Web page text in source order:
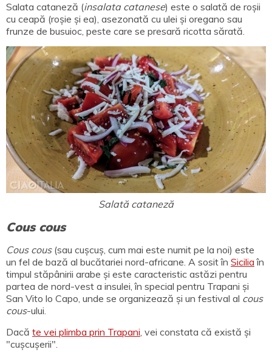
Salata cataneză (insalata catanese) este o salată de roșii
cu ceapă (roșie și ea), asezonată cu ulei și oregano sau
frunze de busuioc, peste care se presară ricotta sărată.
Salată cataneză
Cous cous
Cous cous(sau cușcuș, cum mai este numit pe la noi) este
un fel de bază al bucătariei nord-africane. A sosit în Sicilia în
timpul stăpânirii arabe și este caracteristic astăzi pentru
partea de nord-vest a insulei, în special pentru Trapani și
San Vito lo Capo, unde se organizează și un festival al cous
cous-ului.
Dacă te vei plimba prin Trapani , vei constata că există și
"cușcușerii".